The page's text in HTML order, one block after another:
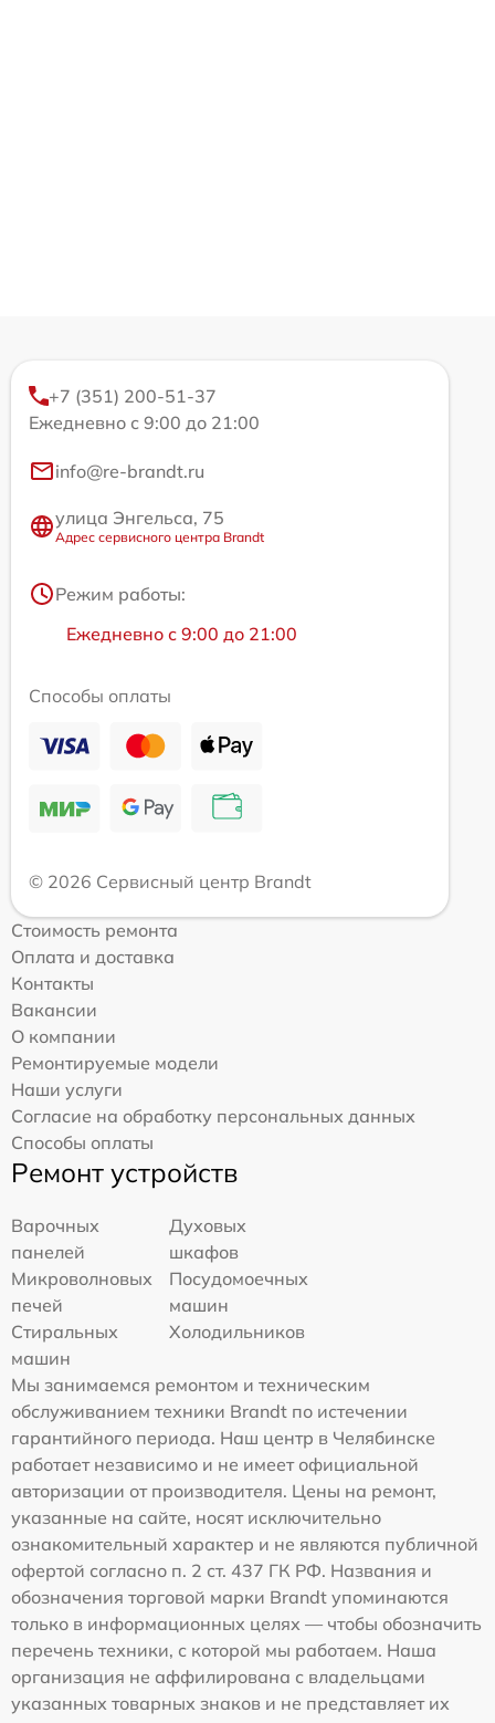
+7 (351) 200-51-37
Ежедневно с 9:00 до 21:00
info@re-brandt.ru
улица Энгельса, 75
Адрес сервисного центра Brandt
Режим работы:
Ежедневно с 9:00 до 21:00
Способы оплаты
© 2026 Сервисный центр Brandt
Стоимость ремонта
Оплата и доставка
Контакты
Вакансии
О компании
Ремонтируемые модели
Наши услуги
Согласие на обработку персональных данных
Способы оплаты
Ремонт устройств
Варочных
панелей
Духовых
шкафов
Микроволновых
печей
Посудомоечных
машин
Стиральных
машин
Холодильников
Мы занимаемся ремонтом и техническим
обслуживанием техники Brandt по истечении
гарантийного периода. Наш центр в Челябинске
работает независимо и не имеет официальной
авторизации от производителя. Цены на ремонт,
указанные на сайте, носят исключительно
ознакомительный характер и не являются публичной
офертой согласно п. 2 ст. 437 ГК РФ. Названия и
обозначения торговой марки Brandt упоминаются
только в информационных целях — чтобы обозначить
перечень техники, с которой мы работаем. Наша
организация не аффилирована с владельцами
указанных товарных знаков и не представляет их